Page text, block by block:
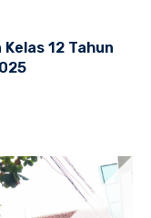
12 Tahun